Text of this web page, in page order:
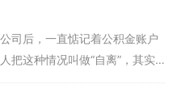
司后，一直惦记着公积金账户
把这种情况叫做“自离”，其实
流程办离职手续，比如没交接